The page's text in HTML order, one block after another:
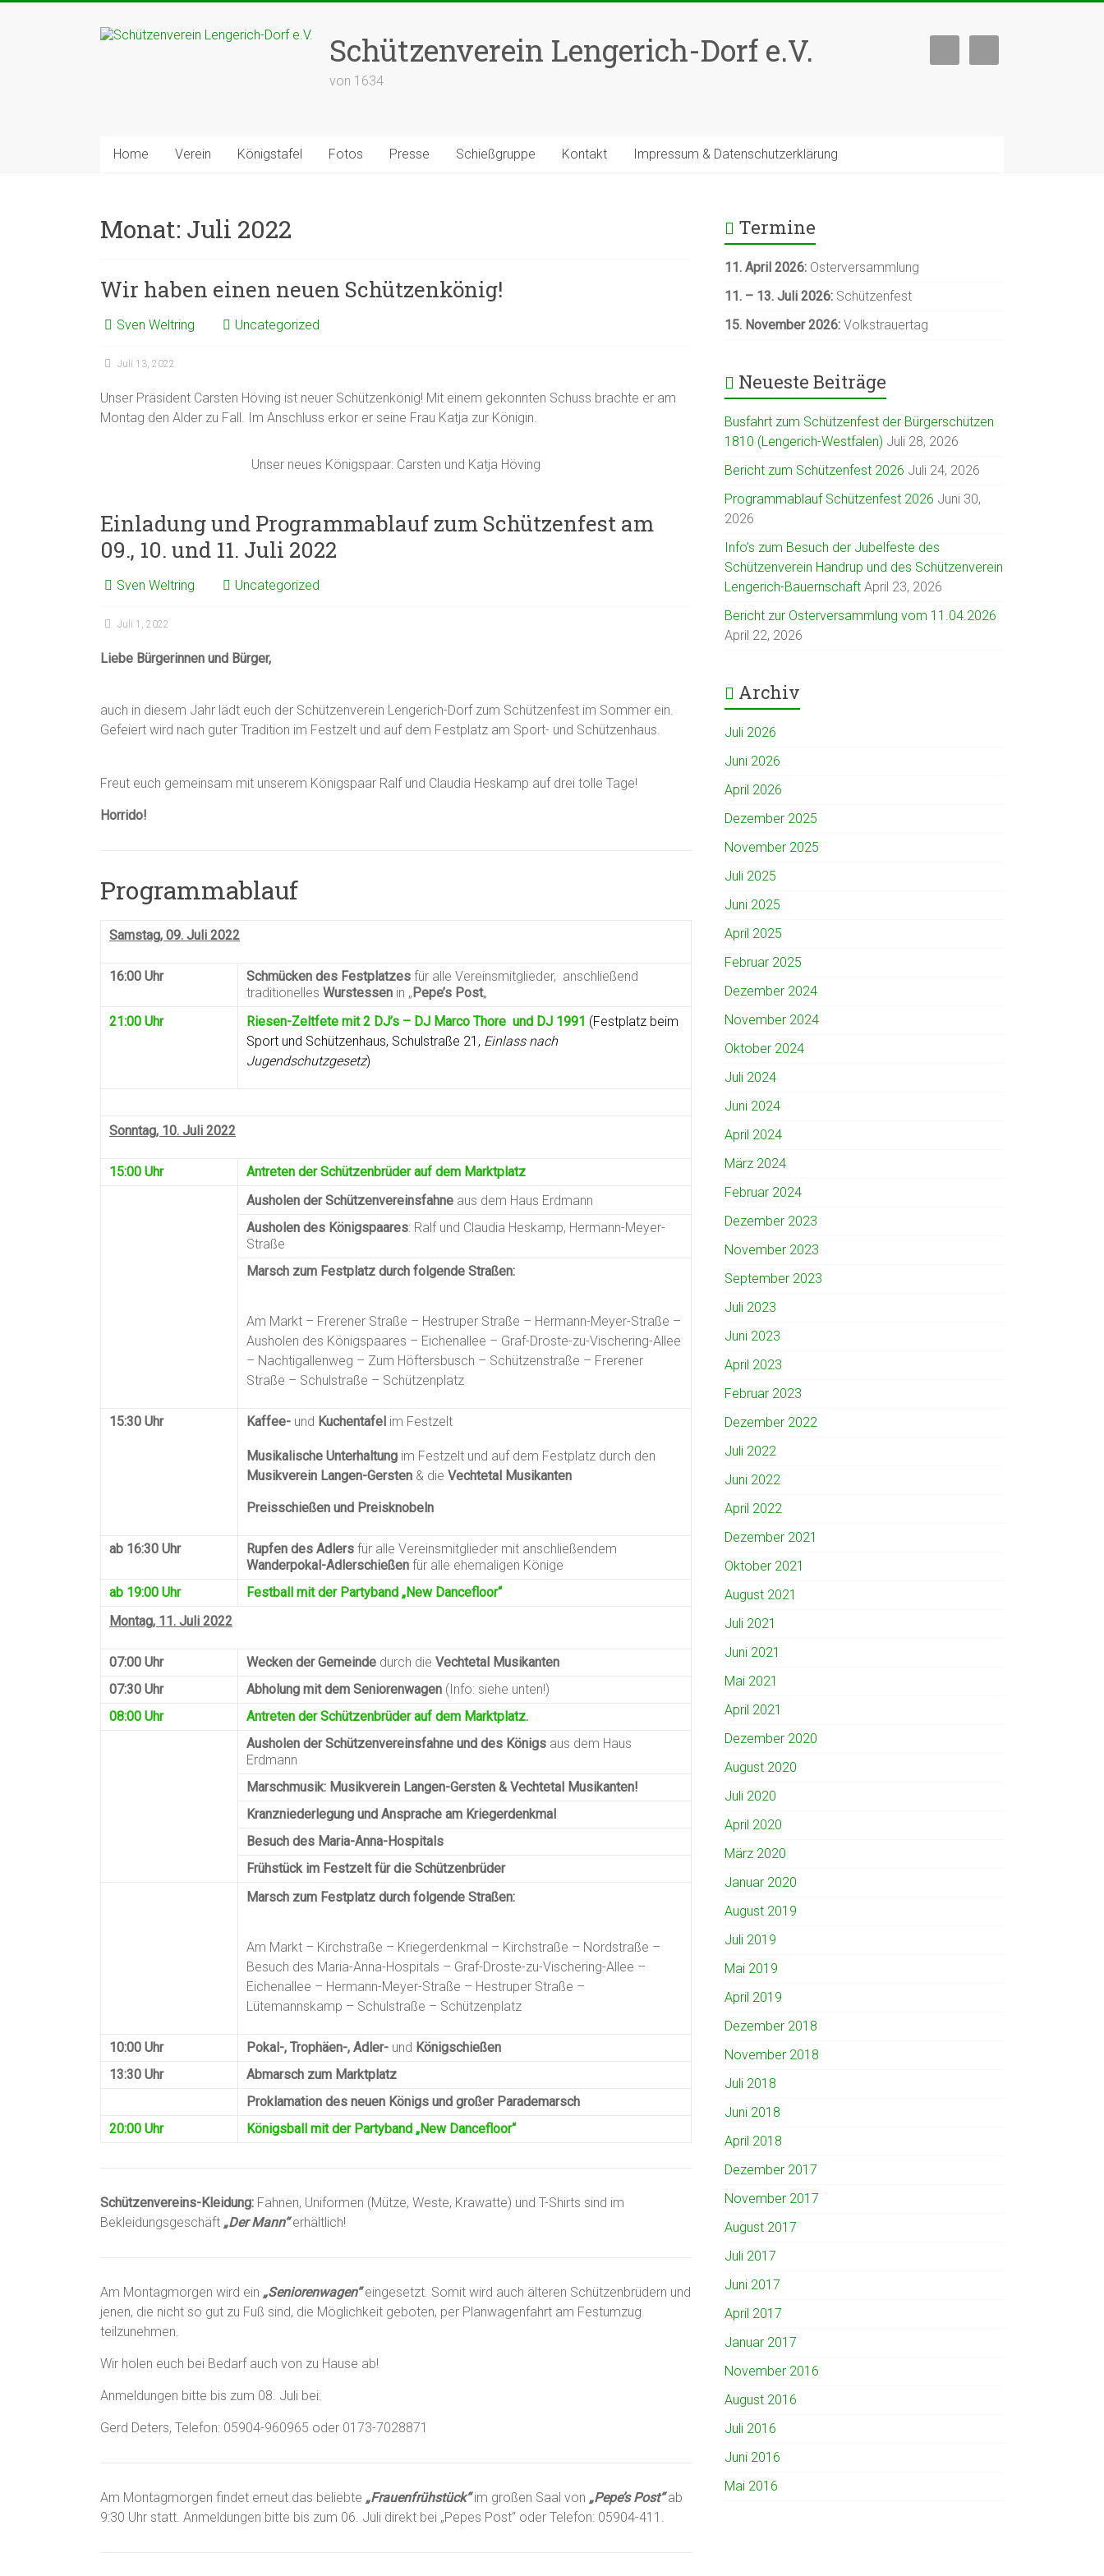
Schützenverein Lengerich-Dorf e.V.
von 1634
Home Verein Königstafel Fotos Presse Schießgruppe Kontakt Impressum & Datenschutzerklärung
Monat: Juli 2022
Wir haben einen neuen Schützenkönig!
Sven Weltring Uncategorized
Juli 13, 2022
Unser Präsident Carsten Höving ist neuer Schützenkönig! Mit einem gekonnten Schuss brachte er am
Montag den Alder zu Fall. Im Anschluss erkor er seine Frau Katja zur Königin.
Unser neues Königspaar: Carsten und Katja Höving
Einladung und Programmablauf zum Schützenfest am
09., 10. und 11. Juli 2022
Sven Weltring Uncategorized
Juli 1, 2022
Liebe Bürgerinnen und Bürger,
auch in diesem Jahr lädt euch der Schützenverein Lengerich-Dorf zum Schützenfest im Sommer ein.
Gefeiert wird nach guter Tradition im Festzelt und auf dem Festplatz am Sport- und Schützenhaus.
Freut euch gemeinsam mit unserem Königspaar Ralf und Claudia Heskamp auf drei tolle Tage!
Horrido!
Programmablauf
Samstag, 09. Juli 2022
16:00 Uhr Schmücken des Festplatzes für alle Vereinsmitglieder, anschließend
traditionelles Wurstessen in „Pepe’s Post„
21:00 Uhr
Riesen-Zeltfete mit 2 DJ’s – DJ Marco Thore und DJ 1991 (Festplatz beim
Sport und Schützenhaus, Schulstraße 21, Einlass nach
Jugendschutzgesetz)
Sonntag, 10. Juli 2022
15:00 Uhr
Antreten der Schützenbrüder auf dem Marktplatz
Ausholen der Schützenvereinsfahne aus dem Haus Erdmann
Ausholen des Königspaares: Ralf und Claudia Heskamp, Hermann-Meyer-
Straße
Marsch zum Festplatz durch folgende Straßen:
Am Markt – Frerener Straße – Hestruper Straße – Hermann-Meyer-Straße –
Ausholen des Königspaares – Eichenallee – Graf-Droste-zu-Vischering-Allee
– Nachtigallenweg – Zum Höftersbusch – Schützenstraße – Frerener
Straße – Schulstraße – Schützenplatz
15:30 Uhr Kaffee- und Kuchentafel im Festzelt
Musikalische Unterhaltung im Festzelt und auf dem Festplatz durch den
Musikverein Langen-Gersten & die Vechtetal Musikanten
Preisschießen und Preisknobeln
ab 16:30 Uhr Rupfen des Adlers für alle Vereinsmitglieder mit anschließendem
Wanderpokal-Adlerschießen für alle ehemaligen Könige
ab 19:00 Uhr
Festball mit der Partyband „New Dancefloor“
Montag, 11. Juli 2022
07:00 Uhr Wecken der Gemeinde durch die Vechtetal Musikanten
07:30 Uhr
Abholung mit dem Seniorenwagen (Info: siehe unten!)
08:00 Uhr
Antreten der Schützenbrüder auf dem Marktplatz.
Ausholen der Schützenvereinsfahne und des Königs aus dem Haus
Erdmann
Marschmusik: Musikverein Langen-Gersten & Vechtetal Musikanten!
Kranzniederlegung und Ansprache am Kriegerdenkmal
Besuch des Maria-Anna-Hospitals
Frühstück im Festzelt für die Schützenbrüder
Marsch zum Festplatz durch folgende Straßen:
Am Markt – Kirchstraße – Kriegerdenkmal – Kirchstraße – Nordstraße –
Besuch des Maria-Anna-Hospitals – Graf-Droste-zu-Vischering-Allee –
Eichenallee – Hermann-Meyer-Straße – Hestruper Straße –
Lütemannskamp – Schulstraße – Schützenplatz
10:00 Uhr Pokal-, Trophäen-, Adler- und Königschießen
13:30 Uhr
Abmarsch zum Marktplatz
Proklamation des neuen Königs und großer Parademarsch
20:00 Uhr
Königsball mit der Partyband „New Dancefloor“
Schützenvereins-Kleidung: Fahnen, Uniformen (Mütze, Weste, Krawatte) und T-Shirts sind im
Bekleidungsgeschäft „Der Mann“erhältlich!
Am Montagmorgen wird ein „Seniorenwagen“eingesetzt. Somit wird auch älteren Schützenbrüdern und
jenen, die nicht so gut zu Fuß sind, die Möglichkeit geboten, per Planwagenfahrt am Festumzug
teilzunehmen.
Wir holen euch bei Bedarf auch von zu Hause ab!
Anmeldungen bitte bis zum 08. Juli bei:
Gerd Deters, Telefon: 05904-960965 oder 0173-7028871
Am Montagmorgen findet erneut das beliebte „Frauenfrühstück“im großen Saal von „Pepe’s Post“ab
9:30 Uhr statt. Anmeldungen bitte bis zum 06. Juli direkt bei „Pepes Post“ oder Telefon: 05904-411.
Termine
11. April 2026: Osterversammlung
11. – 13. Juli 2026: Schützenfest
15. November 2026: Volkstrauertag
Neueste Beiträge
Busfahrt zum Schützenfest der Bürgerschützen
1810 (Lengerich-Westfalen) Juli 28, 2026
Bericht zum Schützenfest 2026 Juli 24, 2026
Programmablauf Schützenfest 2026 Juni 30,
2026
Info’s zum Besuch der Jubelfeste des
Schützenverein Handrup und des Schützenverein
Lengerich-Bauernschaft April 23, 2026
Bericht zur Osterversammlung vom 11.04.2026
April 22, 2026
Archiv
Juli 2026
Juni 2026
April 2026
Dezember 2025
November 2025
Juli 2025
Juni 2025
April 2025
Februar 2025
Dezember 2024
November 2024
Oktober 2024
Juli 2024
Juni 2024
April 2024
März 2024
Februar 2024
Dezember 2023
November 2023
September 2023
Juli 2023
Juni 2023
April 2023
Februar 2023
Dezember 2022
Juli 2022
Juni 2022
April 2022
Dezember 2021
Oktober 2021
August 2021
Juli 2021
Juni 2021
Mai 2021
April 2021
Dezember 2020
August 2020
Juli 2020
April 2020
März 2020
Januar 2020
August 2019
Juli 2019
Mai 2019
April 2019
Dezember 2018
November 2018
Juli 2018
Juni 2018
April 2018
Dezember 2017
November 2017
August 2017
Juli 2017
Juni 2017
April 2017
Januar 2017
November 2016
August 2016
Juli 2016
Juni 2016
Mai 2016